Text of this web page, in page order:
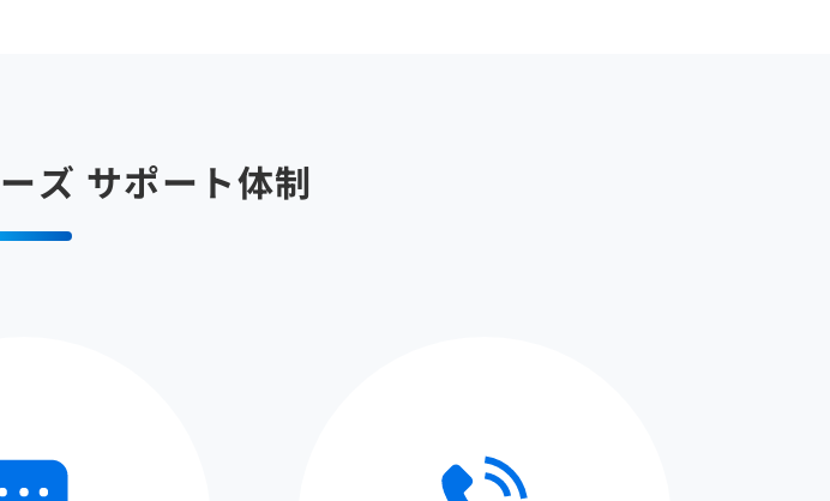
ズ サポート体制